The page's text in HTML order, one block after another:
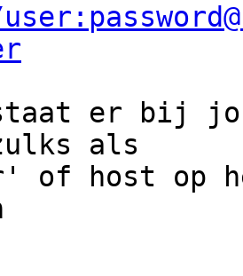
staat er bij
als
of host op